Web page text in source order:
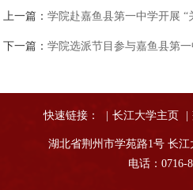
上一篇：学院赴嘉鱼县第一中学开展
下一篇：学院选派节目参与嘉鱼县第
快速链接： | 长江大学主页 |
湖北省荆州市学苑路1号 长
电话：0716-